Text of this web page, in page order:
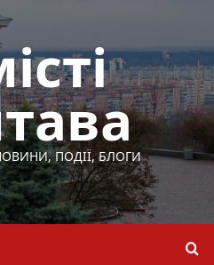
ПОДІЇ, БЛОГИ